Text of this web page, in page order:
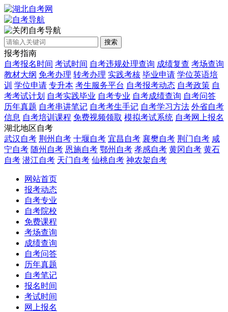
自考导航
搜索
报考指南
自考报名时间 考试时间 自考违规处理查询 成绩复查 考场查询
教材大纲 免考办理 转考办理 实践考核 毕业申请 学位英语培
训 学位申请 专升本 考生服务平台 自考报考动态 自考政策 自
考考试计划 自考实践毕业 自考专业 自考成绩查询 自考问答
历年真题 自考串讲笔记 自考考生手记 自考学习方法 外省自考
信息 自考培训课程 免费视频领取 模拟考试系统 自考网上报名
湖北地区自考
武汉自考 荆州自考 十堰自考 宜昌自考 襄樊自考 荆门自考 咸
宁自考 随州自考 恩施自考 鄂州自考 孝感自考 黄冈自考 黄石
自考 潜江自考 天门自考 仙桃自考 神农架自考
网站首页
报考动态
自考专业
自考院校
免费课程
考场查询
成绩查询
自考问答
历年真题
自考笔记
报名时间
考试时间
网上报名